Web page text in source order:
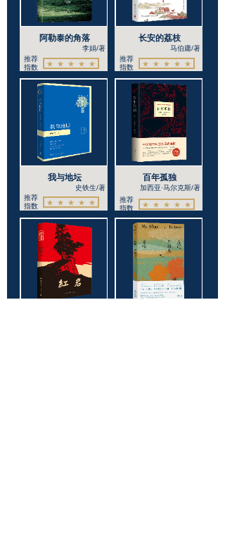
阿勒泰的角落
李娟/著
长安的荔枝
马伯庸/著
我与地坛
史铁生/著
百年孤独
加西亚·马尔克斯/著
推荐
指数
★ ★ ★ ★ ★
★ ★ ★ ★ ★
推荐
指数
★ ★ ★ ★ ★
推荐
指数
★ ★ ★ ★ ★
推荐
指数